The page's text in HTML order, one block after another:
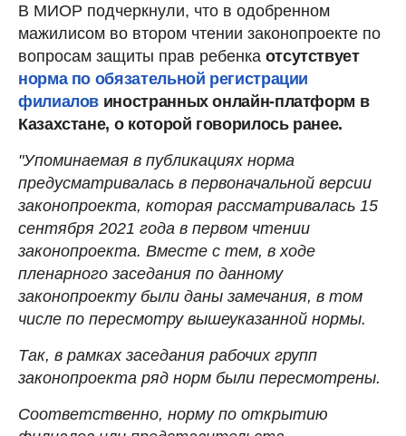
В МИОР подчеркнули, что в одобренном
мажилисом во втором чтении законопроекте по
вопросам защиты прав ребенка отсутствует
норма по обязательной регистрации
филиалов иностранных онлайн-платформ в
Казахстане, о которой говорилось ранее.
"Упоминаемая в публикациях норма
предусматривалась в первоначальной версии
законопроекта, которая рассматривалась 15
сентября 2021 года в первом чтении
законопроекта. Вместе с тем, в ходе
пленарного заседания по данному
законопроекту были даны замечания, в том
числе по пересмотру вышеуказанной нормы.
Так, в рамках заседания рабочих групп
законопроекта ряд норм были пересмотрены.
Соответственно, норму по открытию